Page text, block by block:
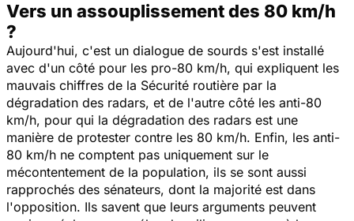
Vers un assouplissement des 80 km/h
?
Aujourd'hui, c'est un dialogue de sourds s'est installé
avec d'un côté pour les pro-80 km/h, qui expliquent les
mauvais chiffres de la Sécurité routière par la
dégradation des radars, et de l'autre côté les anti-80
km/h, pour qui la dégradation des radars est une
manière de protester contre les 80 km/h. Enfin, les anti-
80 km/h ne comptent pas uniquement sur le
mécontentement de la population, ils se sont aussi
rapprochés des sénateurs, dont la majorité est dans
l'opposition. Ils savent que leurs arguments peuvent